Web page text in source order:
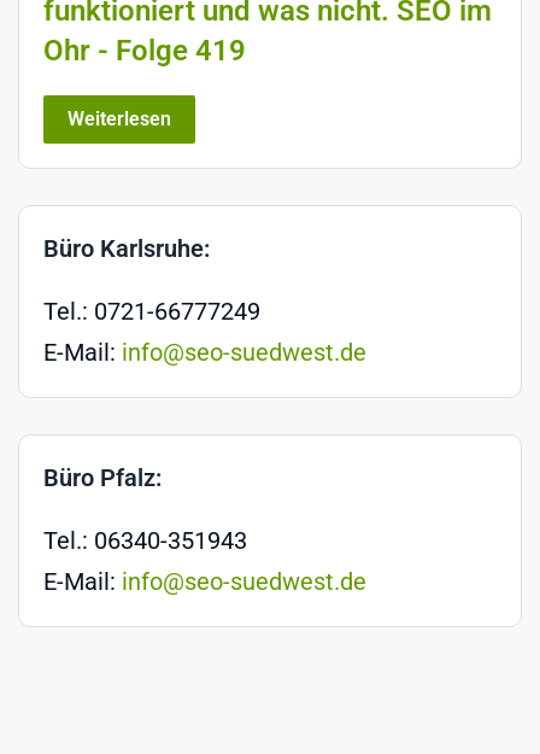
funktioniert und was nicht. SEO im
Ohr - Folge 419
Weiterlesen
Büro Karlsruhe:
Tel.: 0721-66777249
E-Mail: info@seo-suedwest.de
Büro Pfalz:
Tel.: 06340-351943
E-Mail: info@seo-suedwest.de